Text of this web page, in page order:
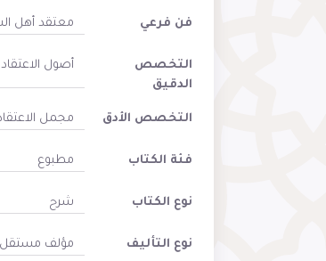
فن فرعي معتقد أهل
التخصص
الدقيق
أصول الاعتقاد
التخصص الأدق مجمل
فئة الكتاب مطبوع
نوع الكتاب شرح
نوع التأليف مؤلف مستقل